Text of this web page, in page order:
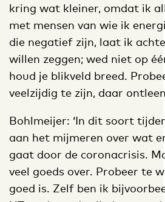
kring wat kleiner, omdat ik
met mensen van wie ik
die negatief zijn, laat ik
willen zeggen; wed niet op
houd je blikveld breed.
veelzijdig te zijn, daar
Bohlmeijer: ‘In dit soort
aan het mijmeren over wat
gaat door de coronacrisis.
veel goeds over. Probeer te
goed is. Zelf ben ik